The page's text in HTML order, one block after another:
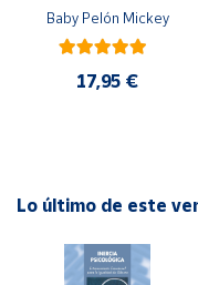
Península
Baleares
Baby Pelón Mickey
17,95 €
Lo último de este